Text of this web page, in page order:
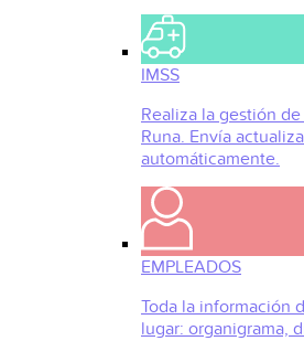
IMSS
Realiza la gestión
Runa. Envía
automáticamente.
EMPLEADOS
Toda la información
lugar: organigrama,